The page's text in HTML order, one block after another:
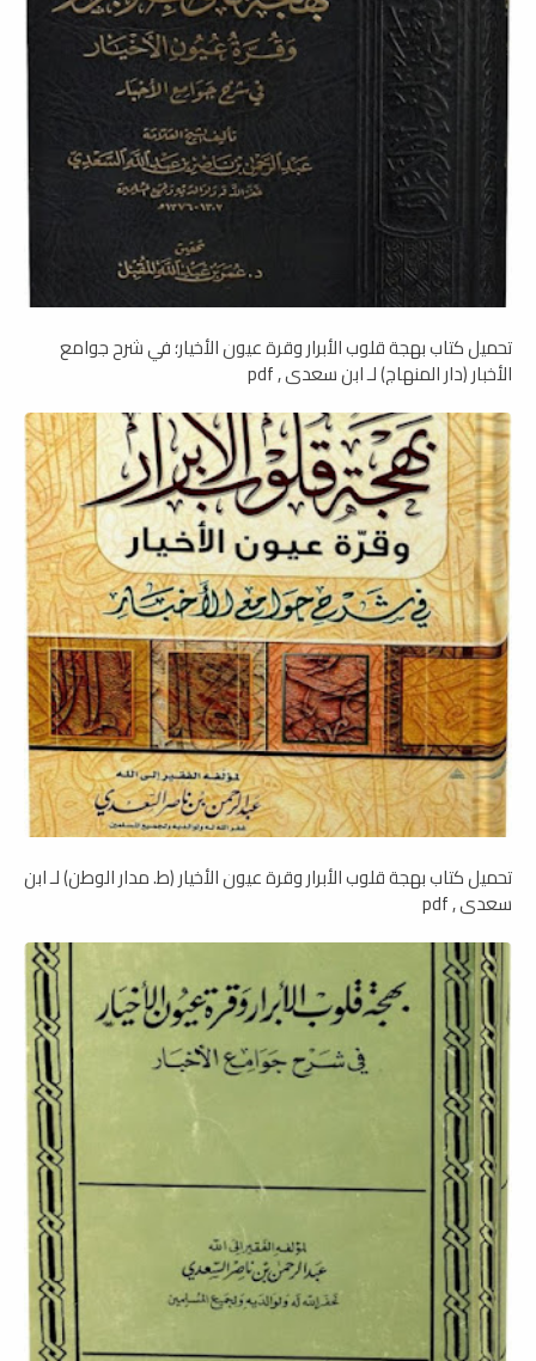
تحميل كتاب بهجة قلوب الأبرار وقرة عيون الأخيار؛ في شرح جوامع
الأخبار (دار المنهاج) لـ ابن سعدي , pdf
تحميل كتاب بهجة قلوب الأبرار وقرة عيون الأخيار (ط. مدار الوطن) لـ ابن
سعدي , pdf